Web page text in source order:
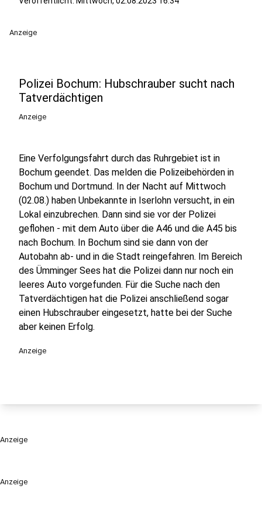
Anzeige
Anzeige
Polizei Bochum: Hubschrauber sucht nach
Tatverdächtigen
Anzeige
Eine Verfolgungsfahrt durch das Ruhrgebiet ist in
Bochum geendet. Das melden die Polizeibehörden in
Bochum und Dortmund. In der Nacht auf Mittwoch
(02.08.) haben Unbekannte in Iserlohn versucht, in ein
Lokal einzubrechen. Dann sind sie vor der Polizei
geflohen - mit dem Auto über die A46 und die A45 bis
nach Bochum. In Bochum sind sie dann von der
Autobahn ab- und in die Stadt reingefahren. Im Bereich
des Ümminger Sees hat die Polizei dann nur noch ein
leeres Auto vorgefunden. Für die Suche nach den
Tatverdächtigen hat die Polizei anschließend sogar
einen Hubschrauber eingesetzt, hatte bei der Suche
aber keinen Erfolg.
Anzeige
Anzeige